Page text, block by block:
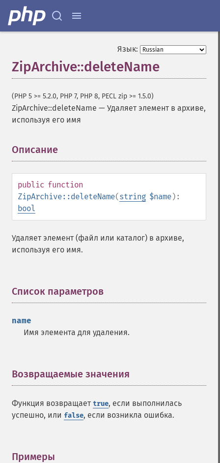
Язык:
ZipArchive::deleteName
(PHP 5 >= 5.2.0, PHP 7, PHP 8, PECL zip >= 1.5.0)
ZipArchive::deleteName — Удаляет элемент в архиве,
используя его имя
Описание
public function
ZipArchive::deleteName(string $name):
bool
Удаляет элемент (файл или каталог) в архиве,
используя его имя.
Список параметров
name
Имя элемента для удаления.
Возвращаемые значения
Функция возвращает true, если выполнилась
успешно, или false, если возникла ошибка.
Примеры